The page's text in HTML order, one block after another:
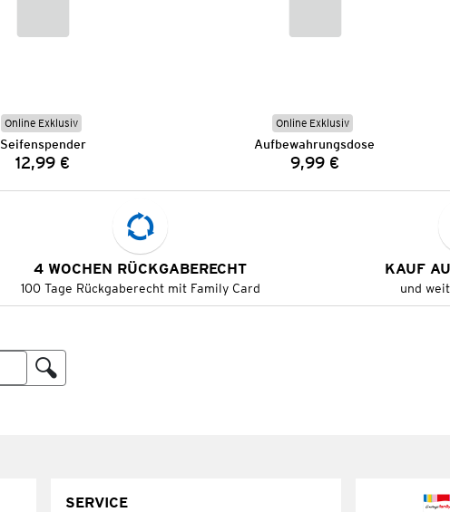
Online Exklusiv
Seifenspender
Preis:
12,99 €
Online Exklusiv
Aufbewahrungsdose
Preis:
9,99 €
4 WOCHEN RÜCKGABERECHT
100 Tage Rückgaberecht mit Family Card
KAUF
und
SERVICE